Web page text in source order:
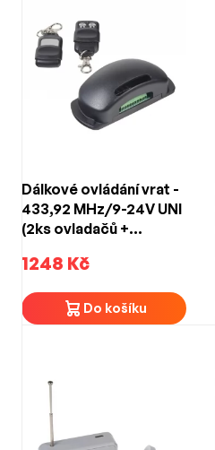
Dálkové ovládání vrat -
433,92 MHz/9-24V UNI
(2ks ovladačů +
1248 Kč
Do košíku